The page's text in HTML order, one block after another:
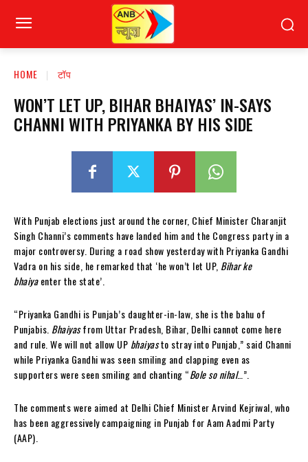
HOME टॉप
WON’T LET UP, BIHAR BHAIYAS’ IN-SAYS
CHANNI WITH PRIYANKA BY HIS SIDE
With Punjab elections just around the corner, Chief Minister Charanjit
Singh Channi’s comments have landed him and the Congress party in a
major controversy. During a road show yesterday with Priyanka Gandhi
Vadra on his side, he remarked that ‘he won’t let UP, Bihar ke
bhaiyaenter the state’.
“Priyanka Gandhi is Punjab’s daughter-in-law, she is the bahu of
Punjabis. Bhaiyasfrom Uttar Pradesh, Bihar, Delhi cannot come here
and rule. We will not allow UP bhaiyasto stray into Punjab,” said Channi
while Priyanka Gandhi was seen smiling and clapping even as
supporters were seen smiling and chanting “Bole so nihal…”.
The comments were aimed at Delhi Chief Minister Arvind Kejriwal, who
has been aggressively campaigning in Punjab for Aam Aadmi Party
(AAP).